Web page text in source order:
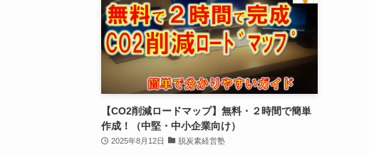
【CO2削減ロードマップ】無料・２時間で簡単
作成！（中堅・中小企業向け）
2025年8月12日 脱炭素経営塾